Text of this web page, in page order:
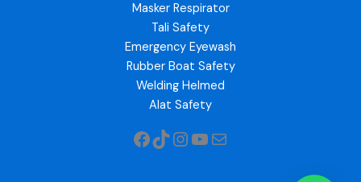
Masker Respirator
Tali Safety
Emergency Eyewash
Rubber Boat Safety
Welding Helmed
Alat Safety